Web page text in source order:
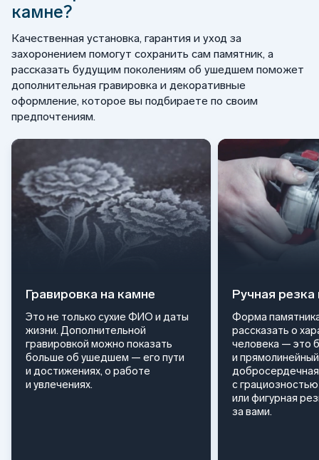
камне?
Качественная установка, гарантия и уход за
захоронением помогут сохранить сам памятник, а
рассказать будущим поколениям об ушедшем поможет
дополнительная гравировка и декоративные
оформление, которое вы подбираете по своим
предпочтениям.
Гравировка на камне
Это не только сухие ФИО и даты
жизни. Дополнительной
гравировкой можно показать
больше об ушедшем — его пути
и достижениях, о работе
и увлечениях.
Ручная
Форма
рассказать о
человека — это
и
с
или фигурная
за вами.